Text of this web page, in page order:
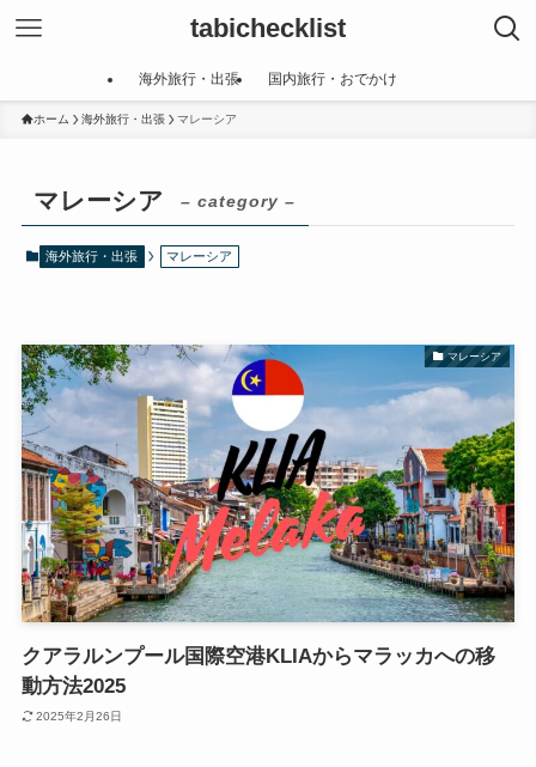
tabichecklist
海外旅行・出張 国内旅行・おでかけ
ホーム 海外旅行・出張 マレーシア
マレーシア – category –
海外旅行・出張 マレーシア
マレーシア
クアラルンプール国際空港KLIAからマラッカへの移
動方法2025
2025年2月26日